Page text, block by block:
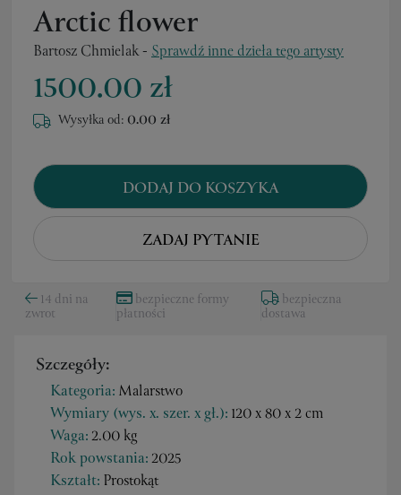
Arctic flower
Bartosz Chmielak- Sprawdź inne dzieła tego artysty
1500.00 zł
Wysyłka od: 0.00 zł
DODAJ DO KOSZYKA
ZADAJ PYTANIE
14 dni na
zwrot
bezpieczne formy
płatności
bezpieczna
dostawa
Szczegóły:
Kategoria: Malarstwo
Wymiary (wys. x. szer. x gł.): 120 x 80 x 2 cm
Waga:2.00 kg
Rok powstania:2025
Kształt: Prostokąt